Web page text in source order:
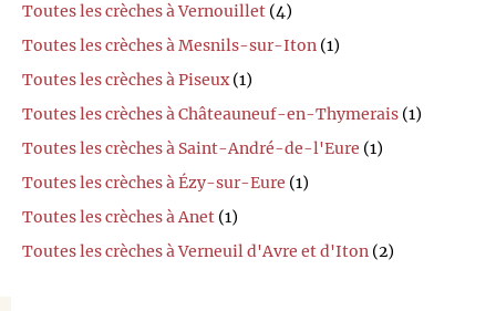
Toutes les crèches à Vernouillet (4)
Toutes les crèches à Mesnils-sur-Iton (1)
Toutes les crèches à Piseux(1)
Toutes les crèches à Châteauneuf-en-Thymerais (1)
Toutes les crèches à Saint-André-de-l'Eure (1)
Toutes les crèches à Ézy-sur-Eure (1)
Toutes les crèches à Anet (1)
Toutes les crèches à Verneuil d'Avre et d'Iton (2)